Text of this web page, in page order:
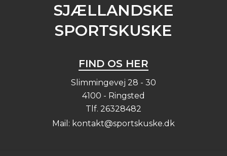
SJÆLLANDSKE
SPORTSKUSKE
FIND OS HER
Slimmingevej 28 - 30
4100 - Ringsted
Tlf. 26328482
Mail: kontakt@sportskuske.dk